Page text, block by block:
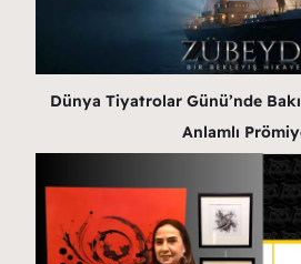
Dünya Tiyatrolar Günü’nde
Anlamlı